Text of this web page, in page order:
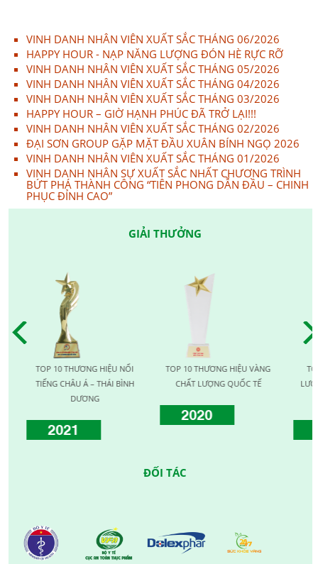
VINH DANH NHÂN VIÊN XUẤT SẮC THÁNG 06/2026
HAPPY HOUR - NẠP NĂNG LƯỢNG ĐÓN HÈ RỰC RỠ
VINH DANH NHÂN VIÊN XUẤT SẮC THÁNG 05/2026
VINH DANH NHÂN VIÊN XUẤT SẮC THÁNG 04/2026
VINH DANH NHÂN VIÊN XUẤT SẮC THÁNG 03/2026
HAPPY HOUR – GIỜ HẠNH PHÚC ĐÃ TRỞ LẠI!!!
VINH DANH NHÂN VIÊN XUẤT SẮC THÁNG 02/2026
ĐẠI SƠN GROUP GẶP MẶT ĐẦU XUÂN BÍNH NGỌ 2026
VINH DANH NHÂN VIÊN XUẤT SẮC THÁNG 01/2026
VINH DANH NHÂN SỰ XUẤT SẮC NHẤT CHƯƠNG TRÌNH
BỨT PHÁ THÀNH CÔNG “TIÊN PHONG DẪN ĐẦU – CHINH
PHỤC ĐỈNH CAO”
GIẢI THƯỞNG
TOP 10 THƯƠNG HIỆU NỔI
TIẾNG CHÂU Á – THÁI BÌNH
DƯƠNG
2021
TOP 10 THƯƠNG HIỆU VÀNG
CHẤT LƯỢNG QUỐC TẾ
2020
TOP
ĐỐI TÁC